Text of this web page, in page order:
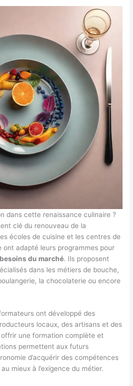
dans cette renaissance culinaire ?
clé du renouveau de la
écoles de cuisine et les centres de
ont adapté leurs programmes pour
du marché. Ils proposent
dans les métiers de bouche,
la chocolaterie ou encore
ont développé des
locaux, des artisans et des
une formation complète et
permettent aux futurs
d’acquérir des compétences
mieux à l’exigence du métier.